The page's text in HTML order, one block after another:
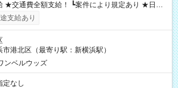
払
あり） ┗働いたその日に現金GET♪ お仕事後はコ
日払い分を引き落とせます！ 【試用期間】試
支給あり
港北区（最寄り駅：新横浜駅）
ンベルウッズ
定なし